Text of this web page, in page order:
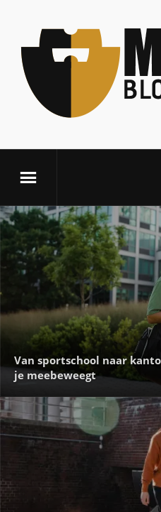
Van sportschool naar
je meebeweegt